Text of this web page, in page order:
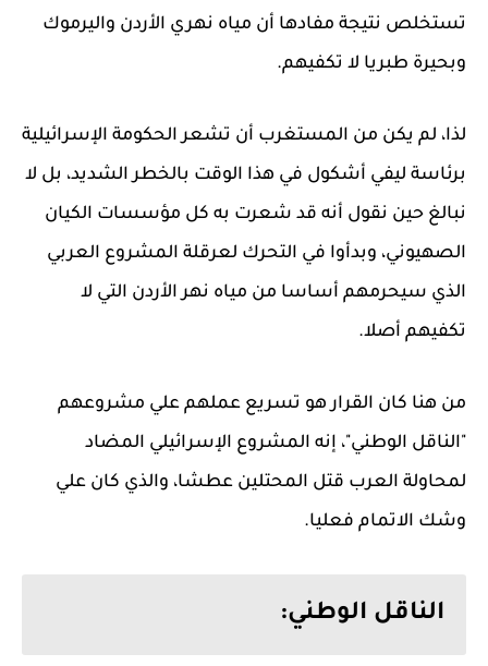
تستخلص نتيجة مفادها أن مياه نهري الأردن واليرموك
وبحيرة طبريا لا تكفيهم.
لذا، لم يكن من المستغرب أن تشعر الحكومة الإسرائيلية
برئاسة ليفي أشكول في هذا الوقت بالخطر الشديد، بل لا
نبالغ حين نقول أنه قد شعرت به كل مؤسسات الكيان
الصهيوني، وبدأوا في التحرك لعرقلة المشروع العربي
الذي سيحرمهم أساسا من مياه نهر الأردن التي لا
تكفيهم أصلا.
من هنا كان القرار هو تسريع عملهم علي مشروعهم
"الناقل الوطني"، إنه المشروع الإسرائيلي المضاد
لمحاولة العرب قتل المحتلين عطشا، والذي كان علي
وشك الاتمام فعليا.
الناقل الوطني: